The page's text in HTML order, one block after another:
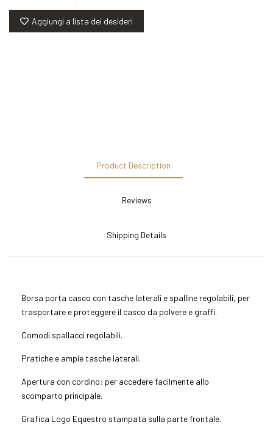
Aggiungi a lista dei desideri
Product Description
Reviews
Shipping Details
Borsa porta casco con tasche laterali e spalline regolabili, per
trasportare e proteggere il casco da polvere e graffi.
Comodi spallacci regolabili.
Pratiche e ampie tasche laterali.
Apertura con cordino: per accedere facilmente allo
scomparto principale.
Grafica Logo Equestro stampata sulla parte frontale.